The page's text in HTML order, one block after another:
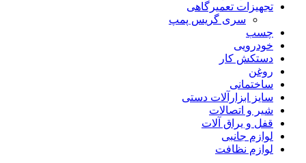
تجهیزات تعمیرگاهی
سری گریس پمپ
چسب
خودرویی
دستکش کار
روغن
ساختمانی
سایز ابزارآلات دستی
شیر و اتصالات
قفل و یراق آلات
لوازم جانبی
لوازم نظافت